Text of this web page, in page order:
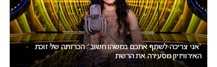
אירוויזיון 2027: ההתלבטות על התאריכים עלולה להשפיע על
ישראל